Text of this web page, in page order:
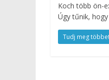
Koch több ön-
Úgy tűnik,
Tudj meg